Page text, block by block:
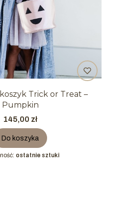
Trick or Treat –
Pumpkin
Cena
145,00 zł
Do koszyka
ostatnie sztuki